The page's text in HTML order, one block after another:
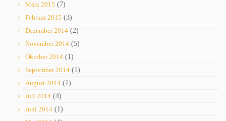
März 2015 (7)
Februar 2015 (3)
Dezember 2014 (2)
November 2014 (5)
Oktober 2014 (1)
September 2014 (1)
August 2014 (1)
Juli 2014 (4)
Juni 2014 (1)